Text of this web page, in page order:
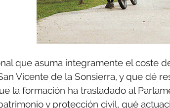
que asuma íntegramente el coste
Vicente de la Sonsierra, y que dé
la formación ha trasladado al
y protección civil, qué